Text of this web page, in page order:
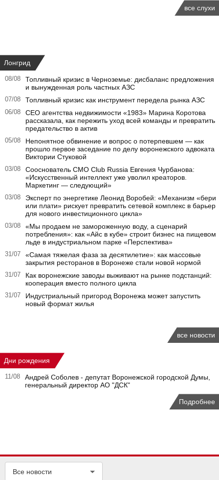
все слухи
Лонгрид
08/08
Топливный кризис в Черноземье: дисбаланс предложения
и вынужденная роль частных АЗС
07/08 Топливный кризис как инструмент передела рынка АЗС
06/08
CEO агентства недвижимости «1983» Марина Коротова
рассказала, как пережить уход всей команды и превратить
предательство в актив
05/08
Непонятное обвинение и вопрос о потерпевшем — как
прошло первое заседание по делу воронежского адвоката
Виктории Стуковой
03/08
Сооснователь CMO Club Russia Евгения Чурбанова:
«Искусственный интеллект уже уволил креаторов.
Маркетинг — следующий»
03/08
Эксперт по энергетике Леонид Воробей: «Механизм «бери
или плати» рискует превратить сетевой комплекс в барьер
для нового инвестиционного цикла»
03/08
«Мы продаем не замороженную воду, а сценарий
потребления»: как «Айс в кубе» строит бизнес на пищевом
льде в индустриальном парке «Перспектива»
31/07
«Самая тяжелая фаза за десятилетие»: как массовые
закрытия ресторанов в Воронеже стали новой нормой
31/07
Как воронежские заводы выживают на рынке подстанций:
кооперация вместо полного цикла
31/07
Индустриальный пригород Воронежа может запустить
новый формат жилья
все новости
Дни рождения
11/08
Андрей Соболев - депутат Воронежской городской Думы,
генеральный директор АО "ДСК"
Подробнее
Все новости